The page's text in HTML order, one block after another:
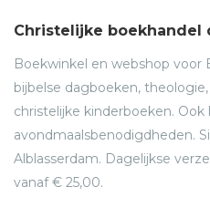
Christelijke boekhandel
Boekwinkel en webshop voor
bijbelse dagboeken,
christelijke kinderboeken. Ook
avondmaalsbenodigdheden.
Alblasserdam. Dagelijkse
vanaf € 25,00.